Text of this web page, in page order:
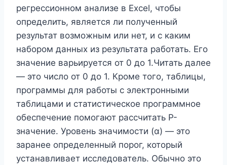
регрессионном анализе в Excel, чтобы
определить, является ли полученный
результат возможным или нет, и с каким
набором данных из результата работать. Его
значение варьируется от 0 до 1.Читать далее
— это число от 0 до 1. Кроме того, таблицы,
программы для работы с электронными
таблицами и статистическое программное
обеспечение помогают рассчитать P-
значение. Уровень значимости (α) — это
заранее определенный порог, который
устанавливает исследователь. Обычно это